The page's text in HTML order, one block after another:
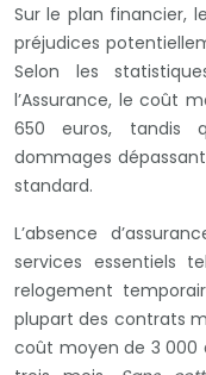
Sur le plan financier,
préjudices
Selon les
l’Assurance, le coût
650 euros, tandis
dommages
standard.
L’absence
services essentiels
relogement
plupart des contrats
coût moyen de 3 000